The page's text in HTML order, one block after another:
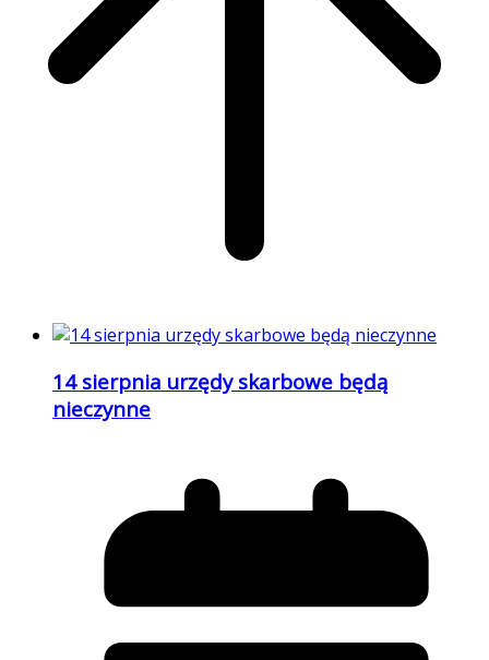
14 sierpnia urzędy skarbowe będą
nieczynne